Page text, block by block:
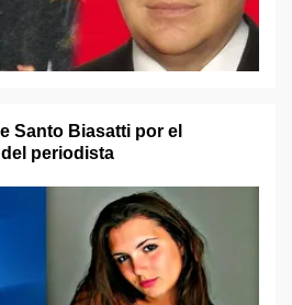
Santo Biasatti por el
periodista